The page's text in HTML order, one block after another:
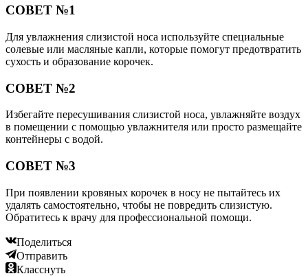
СОВЕТ №1
Для увлажнения слизистой носа используйте специальные
солевые или масляные капли, которые помогут предотвратить
сухость и образование корочек.
СОВЕТ №2
Избегайте пересушивания слизистой носа, увлажняйте воздух
в помещении с помощью увлажнителя или просто размещайте
контейнеры с водой.
СОВЕТ №3
При появлении кровяных корочек в носу не пытайтесь их
удалять самостоятельно, чтобы не повредить слизистую.
Обратитесь к врачу для профессиональной помощи.
Поделиться
Отправить
Класснуть